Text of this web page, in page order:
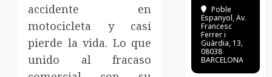
accidente en
motocicleta y casi
pierde la vida. Lo que
unido al fracaso
Poble
Espanyol, Av.
Francesc
Ferrer i
Guàrdia, 13,
08038
BARCELONA